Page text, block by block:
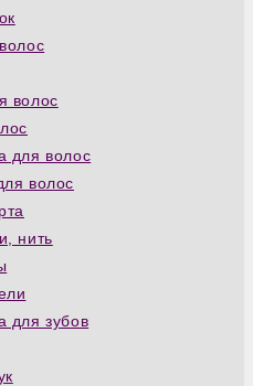
волос
для волос
волос
нить
для зубов